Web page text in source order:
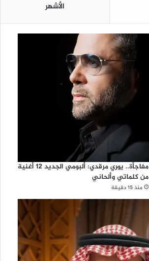
الأشهر
مفاجأة.. يوري مرقدي: ألبومي الجديد 12 أغنية
من كلماتي وألحاني
منذ 15 دقيقة